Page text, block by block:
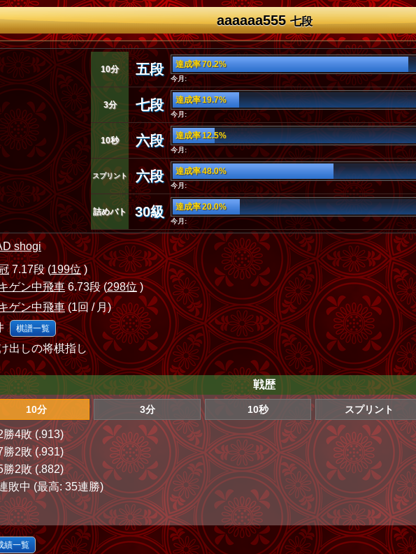
aaaaaa555七段
10分 五段 達成率 70.2%
今月:
3分 七段 達成率 19.7%
今月:
10秒 六段 達成率 12.5%
今月:
スプリント 六段 達成率 48.0%
今月:
詰めバト 30級 達成率 20.0%
今月:
shogi
7.17段 (199位)
ゲン中飛車6.73段 (298位)
ゲン中飛車(1回 / 月)
棋譜一覧
出しの将棋指し
戦歴
10分 3分 10秒 スプリント
勝4敗 (.913)
2敗 (.931)
勝2敗 (.882)
敗中 (最高: 35連勝)
績一覧